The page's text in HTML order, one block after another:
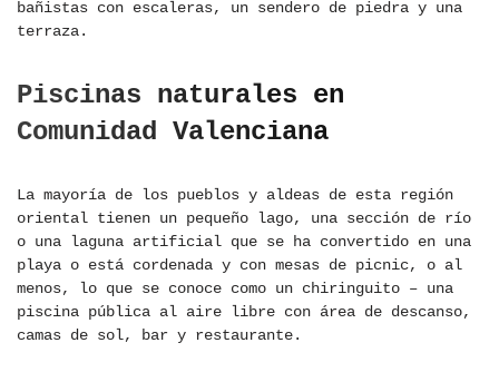
bañistas con escaleras, un sendero de piedra y una
terraza.
Piscinas naturales en
Comunidad Valenciana
La mayoría de los pueblos y aldeas de esta región
oriental tienen un pequeño lago, una sección de río
o una laguna artificial que se ha convertido en una
playa o está cordenada y con mesas de picnic, o al
menos, lo que se conoce como un chiringuito – una
piscina pública al aire libre con área de descanso,
camas de sol, bar y restaurante.